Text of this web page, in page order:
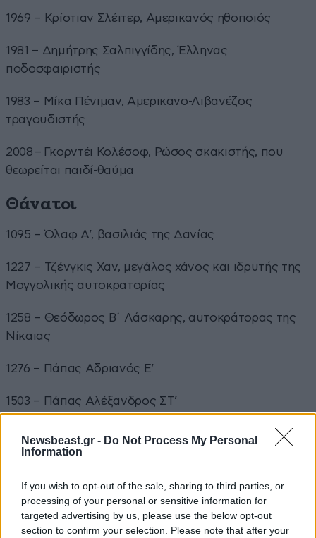
Newsbeast.gr - Do Not Process My Personal
Information
If you wish to opt-out of the sale, sharing to third parties, or
processing of your personal or sensitive information for
targeted advertising by us, please use the below opt-out
section to confirm your selection. Please note that after your
1969 – Κρίστιαν Σλέιτερ, Αμερικανός ηθοποιός
1981 – Δημήτρης Σαλπιγγίδης, Έλληνας
ποδοσφαιριστής
1983 – Μίκα Πένιμαν, Αμερικανο-Λιβανέζος
τραγουδιστής
2008 – Γκορντέι Κολέσοφ, Ρώσος σκακιστής, που
θεωρείται παιδί-θαύμα
Θάνατοι
1095 – Όλαφ Α’, βασιλιάς της Δανίας
1227 – Τζένγκις Χαν, μεγάλος χάνος και ιδρυτής της
Μογγολικής αυτοκρατορίας
1258 – Θεόδωρος Β΄ Λάσκαρης, αυτοκράτορας της
Νίκαιας
1276 – Πάπας Αδριανός Ε’
1503 – Πάπας Αλέξανδρος ΣΤ’
1642 – Γκουίντο Ρένι, Ιταλός ζωγράφος
Ρωμαϊκής Αυτοκρατορίας
1850 – Ονορέ ντε Μπαλζάκ, Γάλλος συγγραφέας